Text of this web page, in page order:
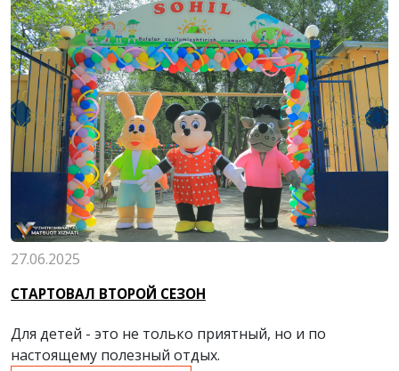
27.06.2025
СТАРТОВАЛ ВТОРОЙ СЕЗОН
Для детей - это не только приятный, но и по
настоящему полезный отдых.